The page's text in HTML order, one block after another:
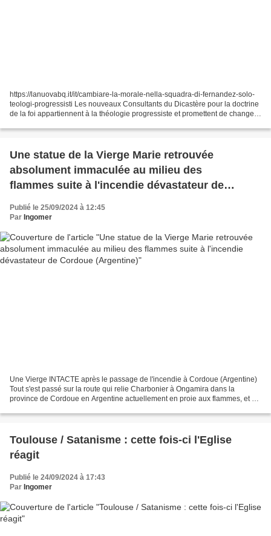
https://lanuovabq.it/it/cambiare-la-morale-nella-squadra-di-fernandez-solo-
teologi-progressisti Les nouveaux Consultants du Dicastère pour la doctrine
de la foi appartiennent à la théologie progressiste et promettent de changer
Une statue de la Vierge Marie retrouvée
absolument immaculée au milieu des
flammes suite à l'incendie dévastateur de
Cordoue (Argentine)
Publié le 25/09/2024 à 12:45
Par Ingomer
Une Vierge INTACTE après le passage de l'incendie à Cordoue (Argentine)
Tout s'est passé sur la route qui relie Charbonier à Ongamira dans la
province de Cordoue en Argentine actuellement en proie aux flammes, et où
Toulouse / Satanisme : cette fois-ci l'Eglise
réagit
Publié le 24/09/2024 à 17:43
Par Ingomer